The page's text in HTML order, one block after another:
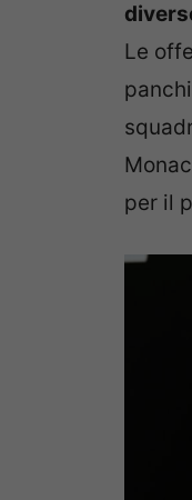
Le
per il